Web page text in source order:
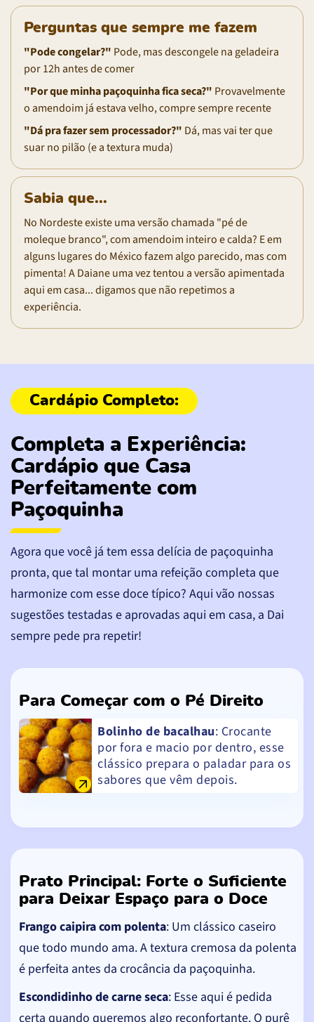
Perguntas que sempre me fazem
"Pode congelar?" Pode, mas descongele na geladeira
por 12h antes de comer
"Por que minha paçoquinha fica seca?" Provavelmente
o amendoim já estava velho, compre sempre recente
"Dá pra fazer sem processador?" Dá, mas vai ter que
suar no pilão (e a textura muda)
Sabia que...
No Nordeste existe uma versão chamada "pé de
moleque branco", com amendoim inteiro e calda? E em
alguns lugares do México fazem algo parecido, mas com
pimenta! A Daiane uma vez tentou a versão apimentada
aqui em casa... digamos que não repetimos a
experiência.
Completa a Experiência:
Cardápio que Casa
Perfeitamente com
Paçoquinha
Agora que você já tem essa delícia de paçoquinha
pronta, que tal montar uma refeição completa que
harmonize com esse doce típico? Aqui vão nossas
sugestões testadas e aprovadas aqui em casa, a Dai
sempre pede pra repetir!
Para Começar com o Pé Direito
Bolinho de bacalhau: Crocante
por fora e macio por dentro, esse
clássico prepara o paladar para os
sabores que vêm depois.
Prato Principal: Forte o Suficiente
para Deixar Espaço para o Doce
Frango caipira com polenta: Um clássico caseiro
que todo mundo ama. A textura cremosa da polenta
é perfeita antes da crocância da paçoquinha.
Escondidinho de carne seca: Esse aqui é pedida
certa quando queremos algo reconfortante. O purê